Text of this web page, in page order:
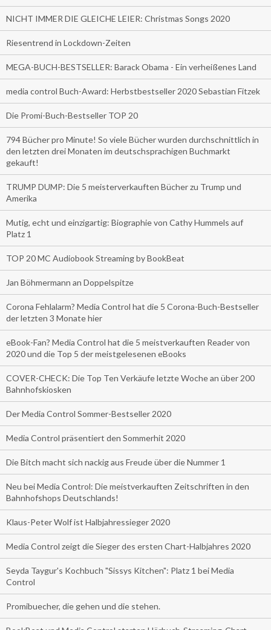
NICHT IMMER DIE GLEICHE LEIER: Christmas Songs 2020
Riesentrend in Lockdown-Zeiten
MEGA-BUCH-BESTSELLER: Barack Obama - Ein verheißenes Land
media control Buch-Award: Herbstbestseller 2020 Sebastian Fitzek
Die Promi-Buch-Bestseller TOP 20
794 Bücher pro Minute! So viele Bücher wurden durchschnittlich in
den letzten drei Monaten im deutschsprachigen Buchmarkt
gekauft!
TRUMP DUMP: Die 5 meisterverkauften Bücher zu Trump und
Amerika
Mutig, echt und einzigartig: Biographie von Cathy Hummels auf
Platz 1
TOP 20 MC Audiobook Streaming by BookBeat
Jan Böhmermann an Doppelspitze
Corona Fehlalarm? Media Control hat die 5 Corona-Buch-Bestseller
der letzten 3 Monate hier
eBook-Fan? Media Control hat die 5 meistverkauften Reader von
2020 und die Top 5 der meistgelesenen eBooks
COVER-CHECK: Die Top Ten Verkäufe letzte Woche an über 200
Bahnhofskiosken
Der Media Control Sommer-Bestseller 2020
Media Control präsentiert den Sommerhit 2020
Die Bitch macht sich nackig aus Freude über die Nummer 1
Neu bei Media Control: Die meistverkauften Zeitschriften in den
Bahnhofshops Deutschlands!
Klaus-Peter Wolf ist Halbjahressieger 2020
Media Control zeigt die Sieger des ersten Chart-Halbjahres 2020
Seyda Taygur's Kochbuch "Sissys Kitchen": Platz 1 bei Media
Control
Promibuecher, die gehen und die stehen.